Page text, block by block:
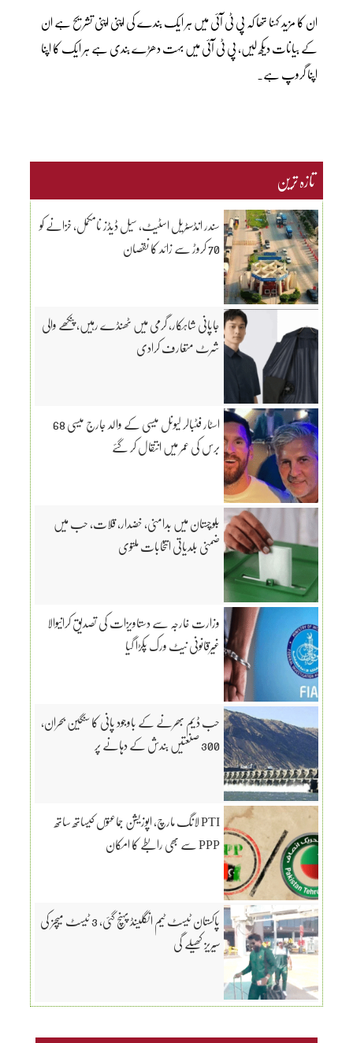
ان کا مزید کہنا تھا کہ پی ٹی آئی میں ہر ایک بندے کی اپنی اپنی تشریح ہے ان
کے بیانات دیکھ لیں، پی ٹی آئی میں بہت دھڑے بندی ہے ہر ایک کا اپنا
اپنا گروپ ہے۔
تازہ ترین
سندر انڈسٹریل اسٹیٹ، سیل ڈیڈز نامکمل، خزانے کو
70 کروڑ سے زائد کا نقصان
جاپانی شاہکار، گرمی میں ٹھنڈے رہیں، پنکھے والی
شرٹ متعارف کرادی
اسٹار فٹبالر لیونل میسی کے والد جارج میسی 68
برس کی عمر میں انتقال کر گئے
بلوچستان میں بدامنی، خضدار، قلات، حب میں
ضمنی بلدیاتی انتخابات ملتوی
وزارت خارجہ سے دستاویزات کی تصدیق کرانیوالا
غیرقانونی نیٹ ورک پکڑا گیا
حب ڈیم بھرنے کے باوجود پانی کا سنگین بحران،
300 صنعتیں بندش کے دہانے پر
PTI لانگ مارچ، اپوزیشن جماعتوں کیساتھ ساتھ
PPP سے بھی رابطے کا امکان
پاکستان ٹیسٹ ٹیم انگلینڈ پہنچ گئی، 3 ٹیسٹ میچز کی
سیریز کھیلے گی